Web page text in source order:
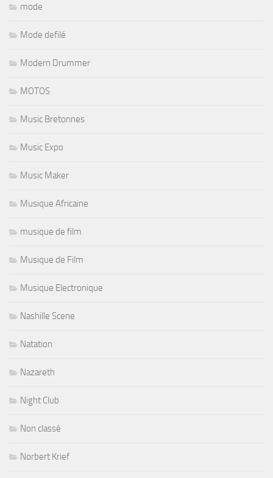
mode
Mode defilé
Modern Drummer
MOTOS
Music Bretonnes
Music Expo
Music Maker
Musique Africaine
musique de film
Musique de Film
Musique Electronique
Nashille Scene
Natation
Nazareth
Night Club
Non classé
Norbert Krief